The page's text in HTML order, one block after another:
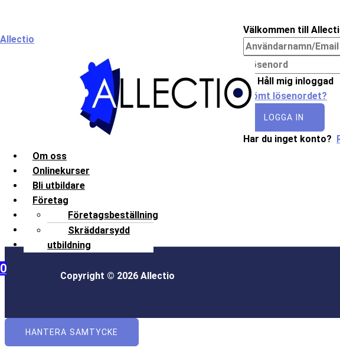
Allectio
Om oss
Onlinekurser
Bli utbildare
Företag
Företagsbeställning
Skräddarsydd
utbildning
Kontakt
Frågor och svar
Mitt konto
0
Välkommen till
Håll mig inloggad
Glömt lösenordet?
LOGGA IN
Har du inget konto?
Copyright © 2026 Allectio
HANTERA SAMTYCKE